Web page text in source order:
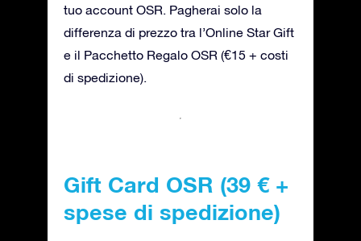
tuo account OSR. Pagherai solo la
differenza di prezzo tra l’Online Star Gift
e il Pacchetto Regalo OSR (€15 + costi
di spedizione).
Gift Card OSR (39 € +
spese di spedizione)